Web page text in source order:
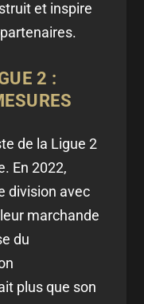
et inspire
2 :
de la Ligue 2
En 2022,
division avec
marchande
du
plus que son